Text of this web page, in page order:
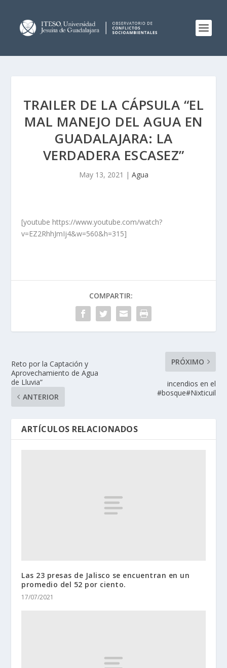
TRAILER DE LA CÁPSULA “EL
MAL MANEJO DEL AGUA EN
GUADALAJARA: LA
VERDADERA ESCASEZ”
May 13, 2021 | Agua
[youtube https://www.youtube.com/watch?
v=EZ2RhhJmIj4&w=560&h=315]
COMPARTIR:
Reto por la Captación y
Aprovechamiento de Agua
de Lluvia”
ANTERIOR
PRÓXIMO
incendios en el
#bosque#Nixticuil
ARTÍCULOS RELACIONADOS
Las 23 presas de Jalisco se encuentran en un
promedio del 52 por ciento.
17/07/2021